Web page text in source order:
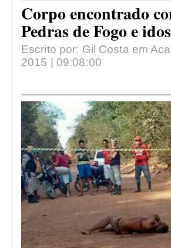
Corpo encontrado
Pedras de Fogo e
Escrito por: Gil Costa em
2015 | 09:08:00